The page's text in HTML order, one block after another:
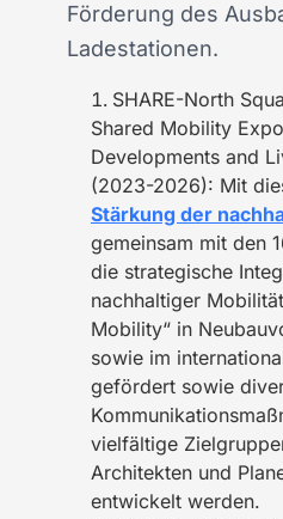
Förderung des
Ladestationen.
SHARE-North
Shared Mobility
Developments and
(2023-2026): Mit
Stärkung der
gemeinsam mit den
die strategische
nachhaltiger
Mobility“ in
sowie im
gefördert sowie
vielfältige
Architekten und
entwickelt werden.